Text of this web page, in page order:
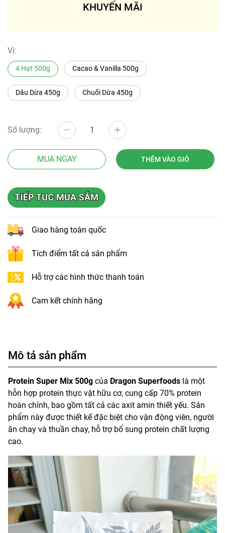
KHUYẾN MÃI
Vị:
4 Hạt 500g Cacao & Vanilla 500g
Dâu Dừa 450g Chuối Dừa 450g
Số lượng:
MUA NGAY THÊM VÀO GIỎ
Giao hàng toàn quốc
Tích điểm tất cả sản phẩm
Hỗ trợ các hình thức thanh toán
Cam kết chính hãng
Mô tả sản phẩm
Protein Super Mix 500g của Dragon Superfoods là một
hỗn hợp protein thực vật hữu cơ, cung cấp 70% protein
hoàn chỉnh, bao gồm tất cả các axit amin thiết yếu. Sản
phẩm này được thiết kế đặc biệt cho vận động viên, người
ăn chay và thuần chay, hỗ trợ bổ sung protein chất lượng
cao.